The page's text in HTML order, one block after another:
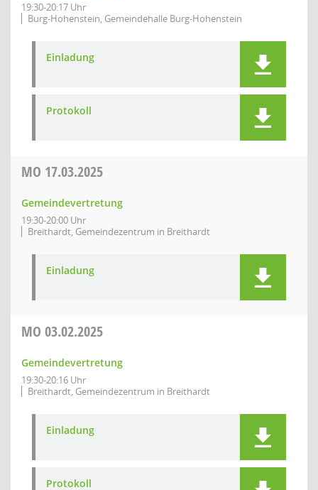
19:30-20:17 Uhr
Burg-Hohenstein, Gemeindehalle Burg-Hohenstein
Einladung
Protokoll
MO 17.03.2025
Gemeindevertretung
19:30-20:00 Uhr
Breithardt, Gemeindezentrum in Breithardt
Einladung
MO 03.02.2025
Gemeindevertretung
19:30-20:16 Uhr
Breithardt, Gemeindezentrum in Breithardt
Einladung
Protokoll